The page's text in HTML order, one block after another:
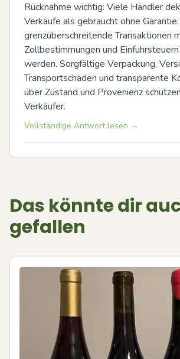
Rücknahme wichtig: Viele Händler
Verkäufe als gebraucht ohne
grenzüberschreitende Transaktionen
Zollbestimmungen und
werden. Sorgfältige Verpackung,
Transportschäden und transparente
über Zustand und Provenienz
Verkäufer.
Vollständige Antwort lesen →
Das könnte dir
gefallen